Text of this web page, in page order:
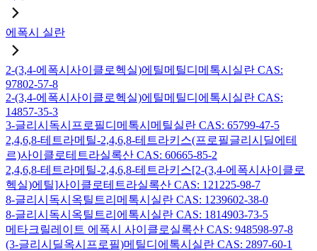
에폭시 실란
2-(3,4-에폭시사이클로헥실)에틸메틸디메톡시실란 CAS:
97802-57-8
2-(3,4-에폭시사이클로헥실)에틸메틸디에톡시실란 CAS:
14857-35-3
3-글리시독시프로필디메톡시메틸실란 CAS: 65799-47-5
2,4,6,8-테트라메틸-2,4,6,8-테트라키스(프로필글리시딜에테
르)사이클로테트라실록산 CAS: 60665-85-2
2,4,6,8-테트라메틸-2,4,6,8-테트라키스[2-(3,4-에폭시사이클로
헥실)에틸]사이클로테트라실록산 CAS: 121225-98-7
8-글리시독시옥틸트리메톡시실란 CAS: 1239602-38-0
8-글리시독시옥틸트리에톡시실란 CAS: 1814903-73-5
메타크릴레이트 에폭시 사이클로실록산 CAS: 948598-97-8
(3-글리시딜옥시프로필)메틸디에톡시실란 CAS: 2897-60-1